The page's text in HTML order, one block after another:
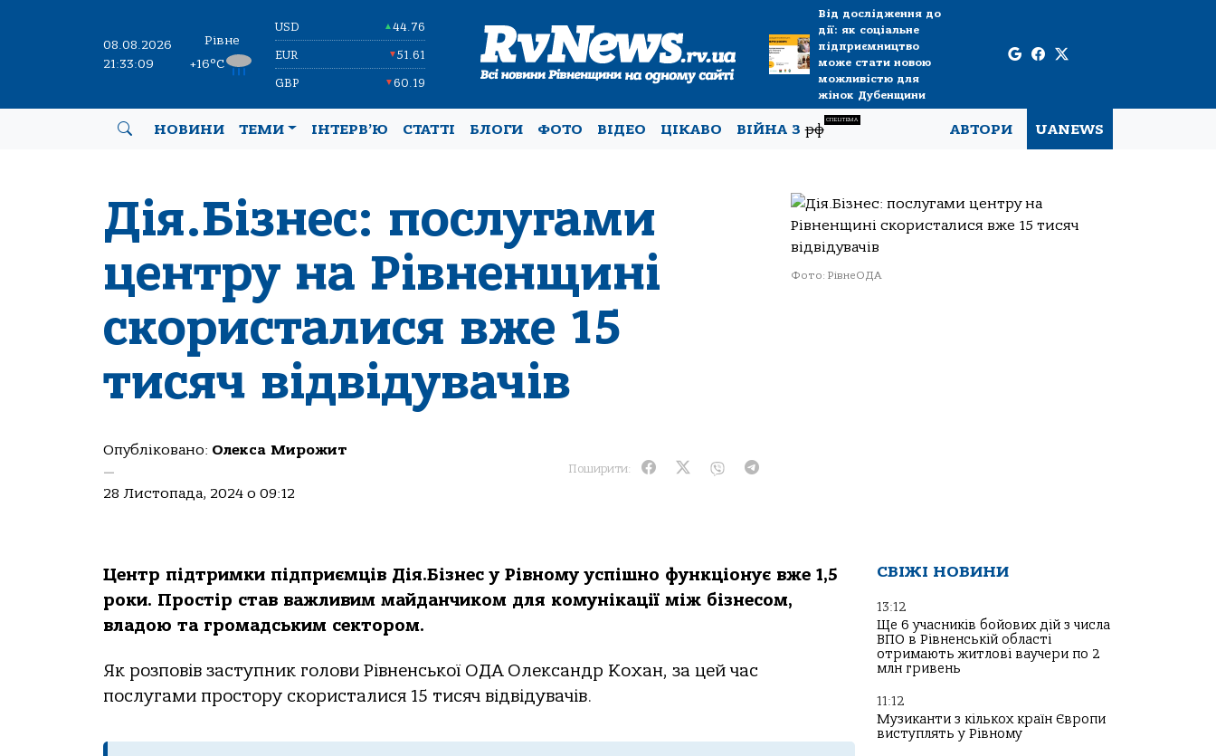
08.08.2026
21:33:09
Рівне
+16°C
USD ▲44.76
EUR ▼51.61
GBP ▼60.19
Від дослідження до
дії: як соціальне
підприємництво
може стати новою
можливістю для
жінок Дубенщини
НОВИНИ ТЕМИ ІНТЕРВ’Ю СТАТТІ БЛОГИ ФОТО ВІДЕО ЦІКАВО ВІЙНА Зрф
СПЕЦТЕМА
АВТОРИ UANEWS
Дія.Бізнес: послугами
центру на Рівненщині
скористалися вже 15
тисяч відвідувачів
Опубліковано: Олекса Мирожит
—
28 Листопада, 2024 о 09:12
Поширити:
Фото: РівнеОДА
Центр підтримки підприємців Дія.Бізнес у Рівному успішно функціонує вже 1,5
роки. Простір став важливим майданчиком для комунікації між бізнесом,
владою та громадським сектором.
Як розповів заступник голови Рівненської ОДА Олександр Кохан, за цей час
послугами простору скористалися 15 тисяч відвідувачів.
СВІЖІ НОВИНИ
13:12
Ще 6 учасників бойових дій з числа
ВПО в Рівненській області
отримають житлові ваучери по 2
млн гривень
11:12
Музиканти з кількох країн Європи
виступлять у Рівному